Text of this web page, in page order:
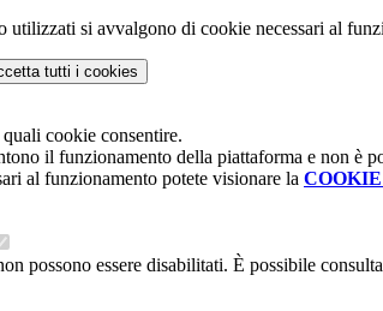
utilizzati si avvalgono di cookie necessari al
tutti i cookies
cookie consentire.
il funzionamento della piattaforma e non è
al funzionamento potete visionare la
possono essere disabilitati. È possibile